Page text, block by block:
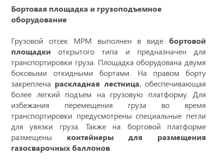
Бортовая площадка и грузоподъемное
оборудование
Грузовой отсек МРМ выполнен в виде бортовой
площадки открытого типа и предназначен для
транспортировки груза. Площадка оборудована двумя
боковыми откидными бортами. На правом борту
закреплена раскладная лестница, обеспечивающая
более легкий подъем на грузовую платформу. Для
избежания перемещения груза во время
транспортировки предусмотрены специальные петли
для увязки груза. Также на бортовой платформе
размещены контейнеры для размещения
газосварочных баллонов